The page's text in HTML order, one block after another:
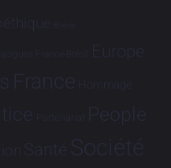
Brève
France-Brésil Europe
France Hommage
Partenariat People
Santé Société